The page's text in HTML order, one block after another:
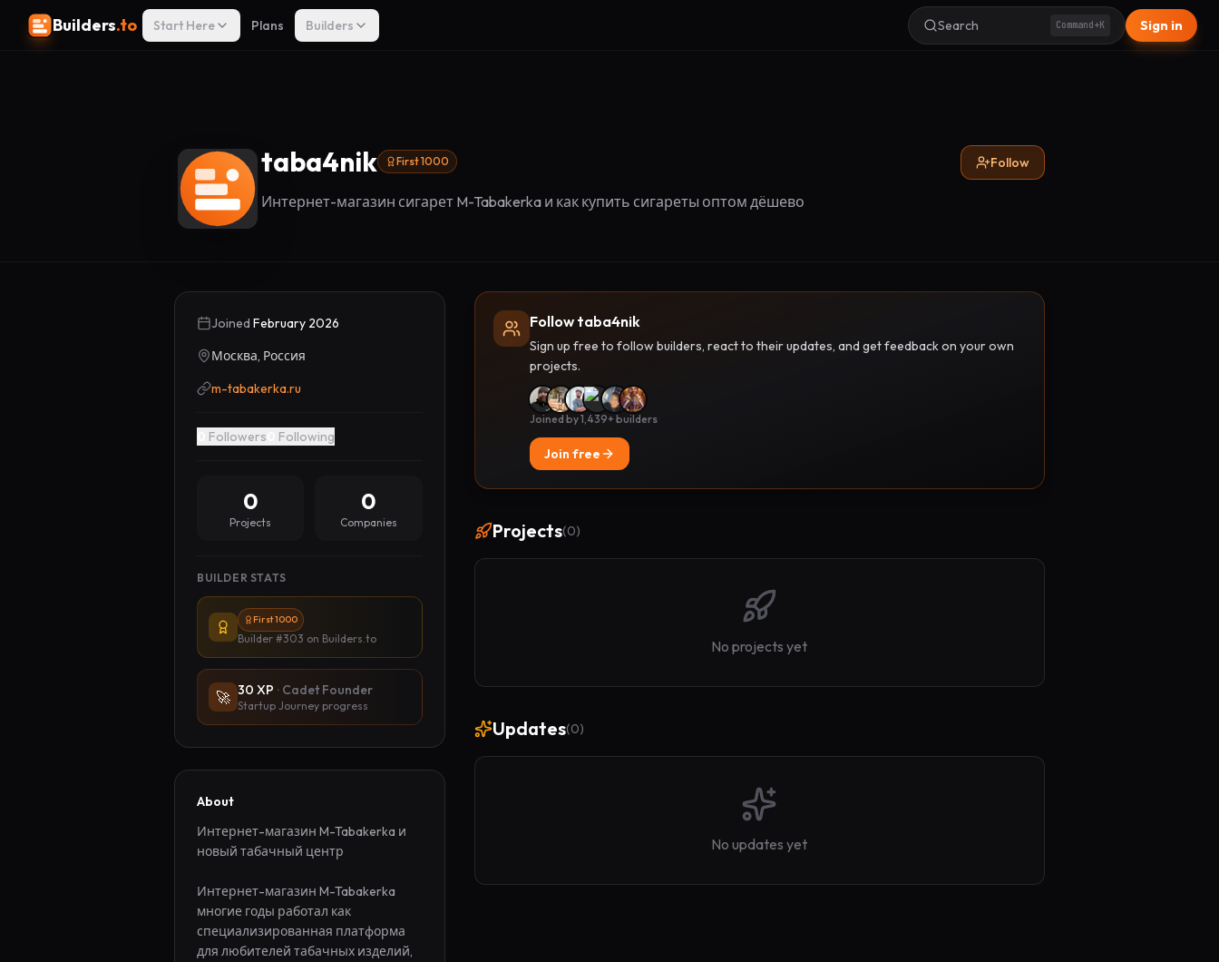
Builders.to Start Here Plans Builders Search Command+K Sign in
taba4nik First 1000 Follow
Интернет-магазин сигарет M-Tabakerka и как купить сигареты оптом дёшево
Joined February 2026
Москва, Россия
m-tabakerka.ru
Followers Following
0
Projects
0
Companies
BUILDER STATS
First 1000
Builder #303 on Builders.to
🚀 30 XP · Cadet Founder
Startup Journey progress
About
Интернет-магазин M-Tabakerka и
новый табачный центр
Интернет-магазин M-Tabakerka
многие годы работал как
специализированная платформа
для любителей табачных изделий,
Follow taba4nik
Sign up free to follow builders, react to their updates, and get feedback on your own
projects.
Joined by 1,439+ builders
Join free
Projects(0)
No projects yet
Updates(0)
No updates yet